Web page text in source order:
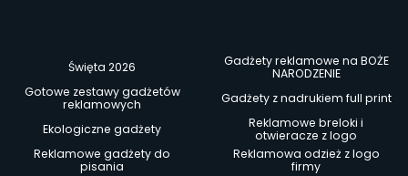
Święta 2026
Gadżety reklamowe na BOŻE
NARODZENIE
Gotowe zestawy gadżetów
reklamowych
Gadżety z nadrukiem full print
Ekologiczne gadżety
Reklamowe breloki i
otwieracze z logo
Reklamowe gadżety do
pisania
Reklamowa odzież z logo
firmy